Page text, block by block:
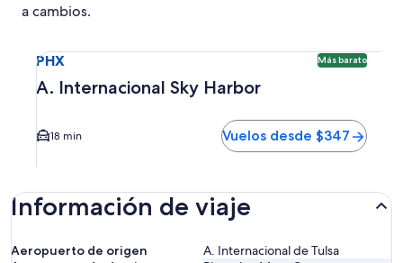
a cambios.
PHX Más barato
A. Internacional Sky Harbor
18 min Vuelos desde $347
Información de viaje
Aeropuerto de origen
A. Internacional de Tulsa